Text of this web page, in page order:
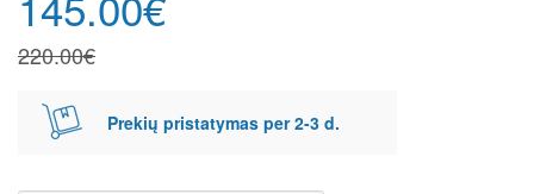
220.00€
Prekių pristatymas per 2-3 d.